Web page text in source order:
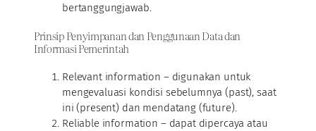
bertanggungjawab.
Prinsip Penyimpanan dan Penggunaan Data dan
Informasi Pemerintah
Relevant information – digunakan untuk
mengevaluasi kondisi sebelumnya (past), saat
ini (present) dan mendatang (future).
Reliable information – dapat dipercaya atau